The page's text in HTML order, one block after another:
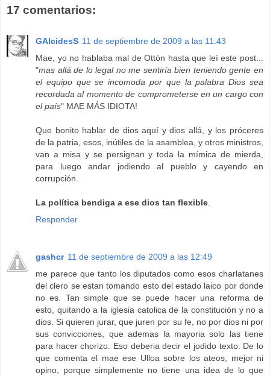
17 comentarios:
GAlcidesS 11 de septiembre de 2009 a las 11:43
Mae, yo no hablaba mal de Ottón hasta que leí este post...
"mas allá de lo legal no me sentiría bien teniendo gente en
el equipo que se incomoda por que la palabra Dios sea
recordada al momento de comprometerse en un cargo con
el país" MAE MÁS IDIOTA!
Que bonito hablar de dios aquí y dios allá, y los próceres
de la patria, esos, inútiles de la asamblea, y otros ministros,
van a misa y se persignan y toda la mímica de mierda,
para luego andar jodiendo al pueblo y cayendo en
corrupción.
La política bendiga a ese dios tan flexible.
Responder
gashcr 11 de septiembre de 2009 a las 12:49
me parece que tanto los diputados como esos charlatanes
del clero se estan tomando esto del estado laico por donde
no es. Tan simple que se puede hacer una reforma de
esto, quitando a la iglesia catolica de la constitución y no a
dios. Si quieren jurar, que juren por su fe, no por dios ni por
sus convicciones, que ademas la mayoria solo las tiene
para hacer chorizo. Eso deberia decir el jodido texto. De lo
que comenta el mae ese Ulloa sobre los ateos, mejor ni
opino, porque simplemente no tiene una idea de lo que